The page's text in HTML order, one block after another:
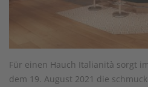
Für einen Hauch Italianità sorgt
dem 19. August 2021 die